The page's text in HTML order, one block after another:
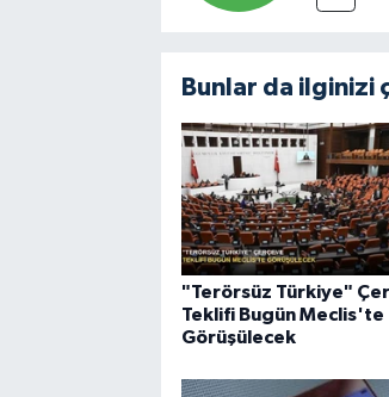
Bunlar da ilginizi
"Terörsüz Türkiye"
Teklifi Bugün Meclis'te
Görüşülecek